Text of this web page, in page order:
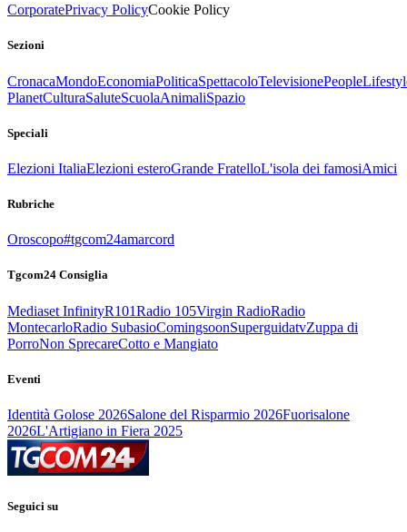
CorporatePrivacy PolicyCookie Policy
Sezioni
CronacaMondoEconomiaPoliticaSpettacoloTelevisionePeople
PlanetCulturaSaluteScuolaAnimaliSpazio
Speciali
Elezioni ItaliaElezioni esteroGrande FratelloL'isola dei famosiAmici
Rubriche
Oroscopo#tgcom24amarcord
Tgcom24 Consiglia
Mediaset InfinityR101Radio 105Virgin RadioRadio
MontecarloRadio SubasioComingsoonSuperguidatvZuppa di
PorroNon SprecareCotto e Mangiato
Eventi
Identità Golose 2026Salone del Risparmio 2026Fuorisalone
2026L'Artigiano in Fiera 2025
Seguici su